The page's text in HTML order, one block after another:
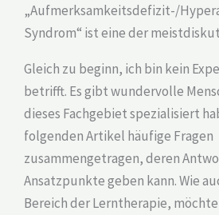
„Aufmerksamkeitsdefizit-/
Syndrom“ ist eine der
Gleich zu beginn, ich bin kein
betrifft. Es gibt wundervolle
dieses Fachgebiet spezialisiert
folgenden Artikel häufige Fragen
zusammengetragen, deren
Ansatzpunkte geben kann. Wie
Bereich der Lerntherapie,